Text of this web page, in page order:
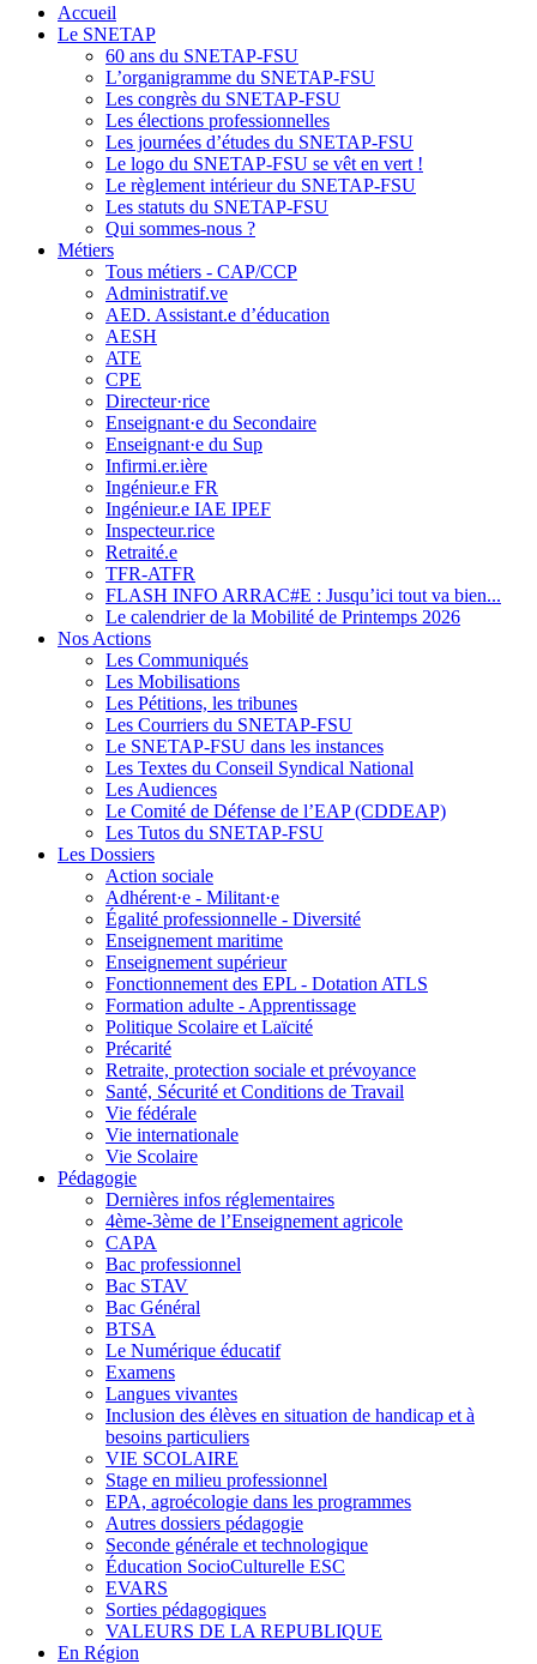
Accueil
Le SNETAP
60 ans du SNETAP-FSU
L’organigramme du SNETAP-FSU
Les congrès du SNETAP-FSU
Les élections professionnelles
Les journées d’études du SNETAP-FSU
Le logo du SNETAP-FSU se vêt en vert !
Le règlement intérieur du SNETAP-FSU
Les statuts du SNETAP-FSU
Qui sommes-nous ?
Métiers
Tous métiers - CAP/CCP
Administratif.ve
AED. Assistant.e d’éducation
AESH
ATE
CPE
Directeur·rice
Enseignant·e du Secondaire
Enseignant·e du Sup
Infirmi.er.ière
Ingénieur.e FR
Ingénieur.e IAE IPEF
Inspecteur.rice
Retraité.e
TFR-ATFR
FLASH INFO ARRAC#E : Jusqu’ici tout va bien...
Le calendrier de la Mobilité de Printemps 2026
Nos Actions
Les Communiqués
Les Mobilisations
Les Pétitions, les tribunes
Les Courriers du SNETAP-FSU
Le SNETAP-FSU dans les instances
Les Textes du Conseil Syndical National
Les Audiences
Le Comité de Défense de l’EAP (CDDEAP)
Les Tutos du SNETAP-FSU
Les Dossiers
Action sociale
Adhérent·e - Militant·e
Égalité professionnelle - Diversité
Enseignement maritime
Enseignement supérieur
Fonctionnement des EPL - Dotation ATLS
Formation adulte - Apprentissage
Politique Scolaire et Laïcité
Précarité
Retraite, protection sociale et prévoyance
Santé, Sécurité et Conditions de Travail
Vie fédérale
Vie internationale
Vie Scolaire
Pédagogie
Dernières infos réglementaires
4ème-3ème de l’Enseignement agricole
CAPA
Bac professionnel
Bac STAV
Bac Général
BTSA
Le Numérique éducatif
Examens
Langues vivantes
Inclusion des élèves en situation de handicap et à
besoins particuliers
VIE SCOLAIRE
Stage en milieu professionnel
EPA, agroécologie dans les programmes
Autres dossiers pédagogie
Seconde générale et technologique
Éducation SocioCulturelle ESC
EVARS
Sorties pédagogiques
VALEURS DE LA REPUBLIQUE
En Région